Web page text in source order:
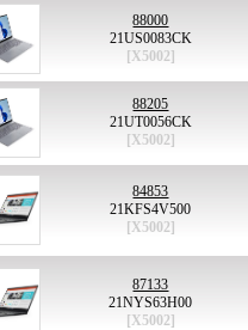
88000
21US0083CK
[X5002]
88205
21UT0056CK
[X5002]
84853
21KFS4V500
[X5002]
87133
21NYS63H00
[X5002]